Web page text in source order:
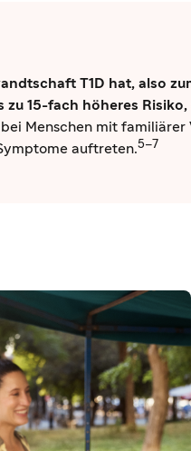
T1D hat, also
15-fach höheres
Menschen mit familiärer
auftreten.5–7